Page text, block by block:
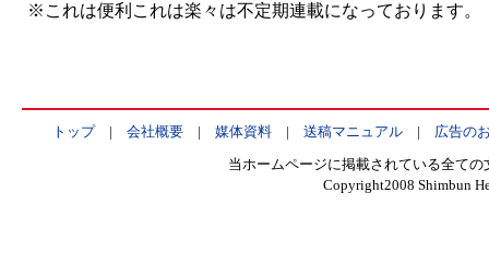
※これは便利これは楽々は不定期連載になっております。
トップ| 会社概要| 媒体資料| 送稿マニュアル| 広告の
当ホームページに掲載されている全て
Copyright2008 Shimbun